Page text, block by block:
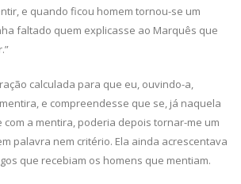
e quando ficou homem tornou-se um
faltado quem explicasse ao Marquês que
calculada para que eu, ouvindo-a,
e compreendesse que se, já naquela
a mentira, poderia depois tornar-me um
palavra nem critério. Ela ainda acrescentava
que recebiam os homens que mentiam.